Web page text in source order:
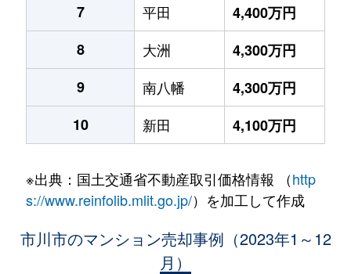
7
平田
4,400万円
8
大洲
4,300万円
9
南八幡
4,300万円
10
新田 4,100万円
※出典：国土交通省不動産取引価格情報 （http
s://www.reinfolib.mlit.go.jp/）を加工して作成
市川市のマンション売却事例（2023年1～12
月）